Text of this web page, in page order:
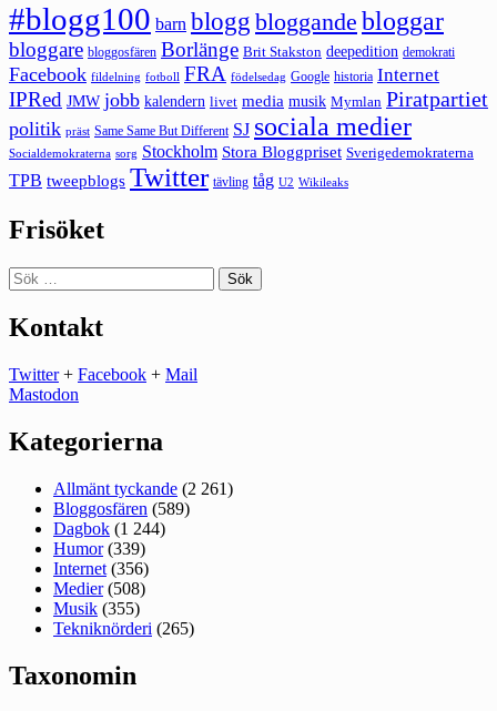
#blogg100 barn blogg bloggande bloggar
bloggare bloggosfären Borlänge Brit Stakston deepedition demokrati
Facebook fildelning fotboll FRA födelsedag Google historia Internet
IPRed JMW jobb kalendern livet media musik Mymlan Piratpartiet
politik präst Same Same But Different SJ sociala medier
Socialdemokraterna sorg Stockholm Stora Bloggpriset Sverigedemokraterna
TPB tweepblogs Twitter tävling tåg U2 Wikileaks
Frisöket
Sök
efter:
Kontakt
Twitter+ Facebook + Mail
Mastodon
Kategorierna
Allmänt tyckande (2 261)
Bloggosfären (589)
Dagbok (1 244)
Humor(339)
Internet (356)
Medier(508)
Musik (355)
Tekniknörderi (265)
Taxonomin